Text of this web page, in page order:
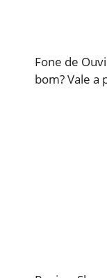
Fone de
bom? Vale a